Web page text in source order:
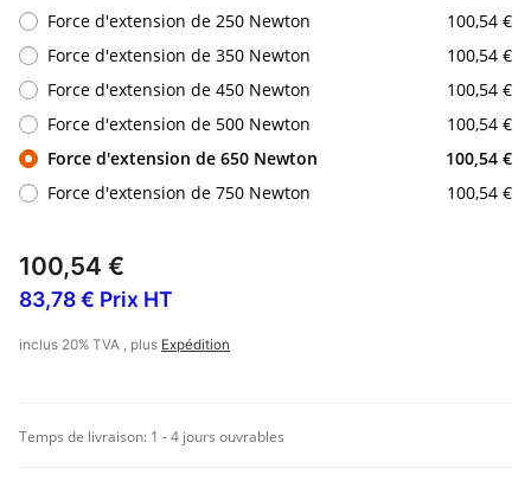
Force d'extension de 250 Newton
100,54 €
Force d'extension de 350 Newton
100,54 €
Force d'extension de 450 Newton
100,54 €
Force d'extension de 500 Newton
100,54 €
Force d'extension de 650 Newton
100,54 €
Force d'extension de 750 Newton
100,54 €
100,54 €
83,78 € Prix HT
inclus 20% TVA , plus Expédition
Temps de livraison: 1 - 4 jours ouvrables